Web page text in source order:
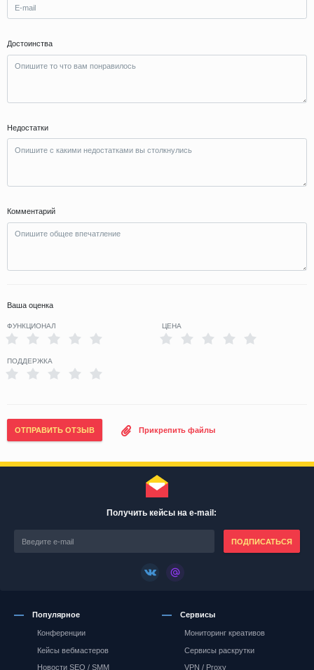
Достоинства
Недостатки
Комментарий
Ваша оценка
ФУНКЦИОНАЛ ЦЕНА
ПОДДЕРЖКА
ОТПРАВИТЬ ОТЗЫВ Прикрепить файлы
Получить кейсы на e-mail:
ПОДПИСАТЬСЯ
Популярное
Конференции
Кейсы вебмастеров
Новости SEO / SMM
Сервисы
Мониторинг креативов
Сервисы раскрутки
VPN / Proxy